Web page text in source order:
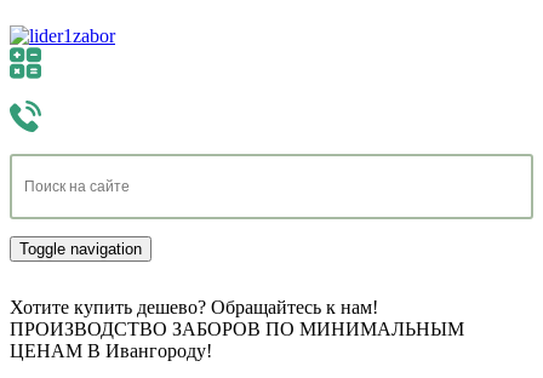
Toggle navigation
Хотите купить дешево? Обращайтесь к нам!
ПРОИЗВОДСТВО ЗАБОРОВ ПО МИНИМАЛЬНЫМ
ЦЕНАМ В Ивангороду!